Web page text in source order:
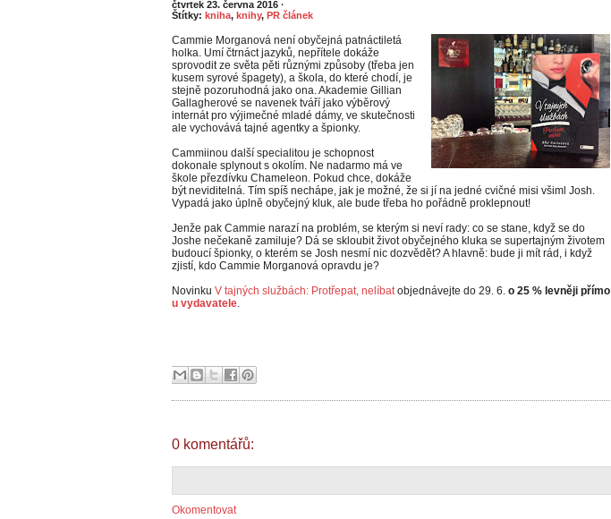
čtvrtek 23. června 2016 ·
Štítky: kniha, knihy, PR článek
Cammie Morganová není obyčejná patnáctiletá
holka. Umí čtrnáct jazyků, nepřítele dokáže
sprovodit ze světa pěti různými způsoby (třeba jen
kusem syrové špagety), a škola, do které chodí, je
stejně pozoruhodná jako ona. Akademie Gillian
Gallagherové se navenek tváří jako výběrový
internát pro výjimečné mladé dámy, ve skutečnosti
ale vychovává tajné agentky a špionky.
Cammiinou další specialitou je schopnost
dokonale splynout s okolím. Ne nadarmo má ve
škole přezdívku Chameleon. Pokud chce, dokáže
být neviditelná. Tím spíš nechápe, jak je možné, že si jí na jedné cvičné misi všiml Josh.
Vypadá jako úplně obyčejný kluk, ale bude třeba ho pořádně proklepnout!
Jenže pak Cammie narazí na problém, se kterým si neví rady: co se stane, když se do
Joshe nečekaně zamiluje? Dá se skloubit život obyčejného kluka se supertajným životem
budoucí špionky, o kterém se Josh nesmí nic dozvědět? A hlavně: bude ji mít rád, i když
zjistí, kdo Cammie Morganová opravdu je?
Novinku V tajných službách: Protřepat, nelíbatobjednávejte do 29. 6. o 25 % levněji přímo
u vydavatele.
0 komentářů:
Okomentovat